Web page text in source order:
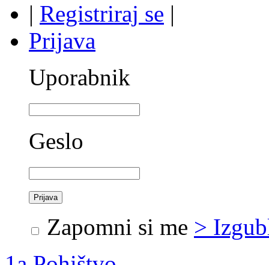
| Registriraj se |
Prijava
Uporabnik
Geslo
Zapomni si me >